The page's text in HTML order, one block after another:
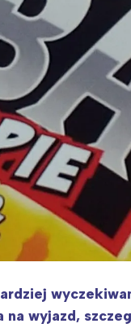
wyjazd,